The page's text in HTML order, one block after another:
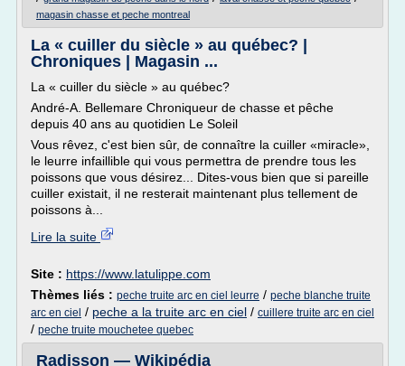
magasin chasse et peche montreal
La « cuiller du siècle » au québec? |
Chroniques | Magasin ...
La « cuiller du siècle » au québec?
André-A. Bellemare Chroniqueur de chasse et pêche
depuis 40 ans au quotidien Le Soleil
Vous rêvez, c'est bien sûr, de connaître la cuiller «miracle»,
le leurre infaillible qui vous permettra de prendre tous les
poissons que vous désirez... Dites-vous bien que si pareille
cuiller existait, il ne resterait maintenant plus tellement de
poissons à...
Lire la suite
Site : https://www.latulippe.com
Thèmes liés : peche truite arc en ciel leurre / peche blanche truite
arc en ciel / peche a la truite arc en ciel / cuillere truite arc en ciel
/ peche truite mouchetee quebec
Radisson — Wikipédia